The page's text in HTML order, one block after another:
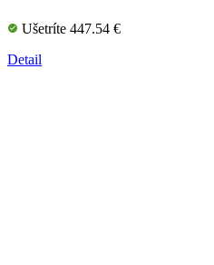
Ušetríte 447.54 €
Detail